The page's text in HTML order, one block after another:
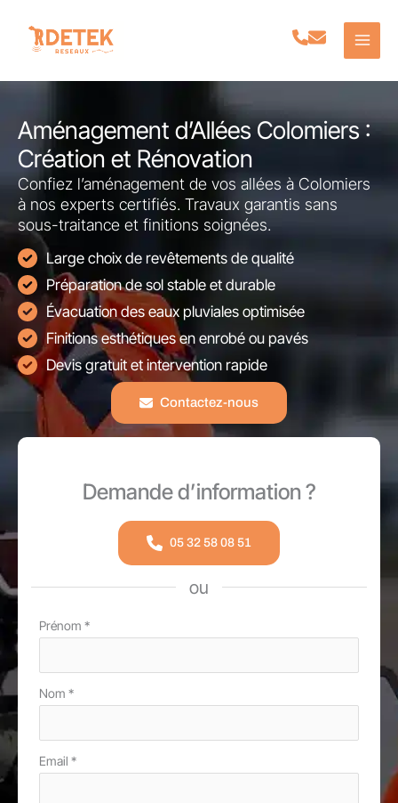
contenu
Aménagement d’Allées Colomiers :
Création et Rénovation
Confiez l’aménagement de vos allées à Colomiers
à nos experts certifiés. Travaux garantis sans
sous-traitance et finitions soignées.
Large choix de revêtements de qualité
Préparation de sol stable et durable
Évacuation des eaux pluviales optimisée
Finitions esthétiques en enrobé ou pavés
Devis gratuit et intervention rapide
Contactez-nous
Demande d’information ?
05 32 58 08 51
ou
Formulaire
avec
téléphone
Prénom *
Nom *
Email *